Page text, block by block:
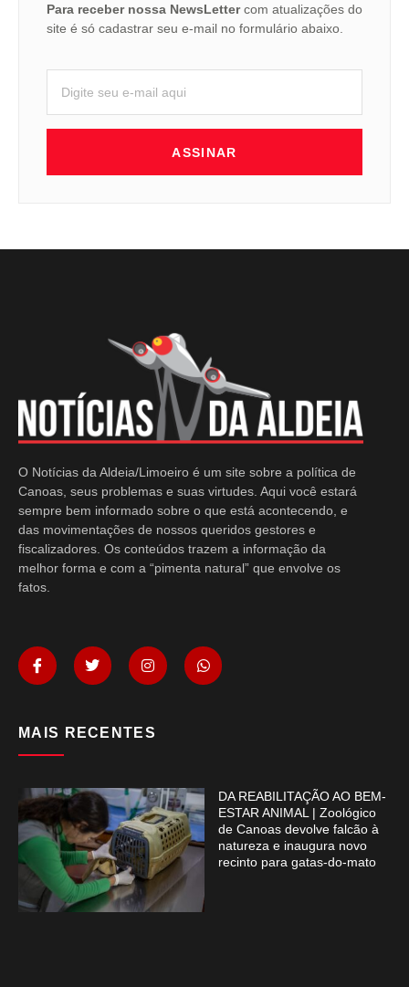
Para receber nossa NewsLettercom atualizações do
site é só cadastrar seu e-mail no formulário abaixo.
ASSINAR
O Notícias da Aldeia/Limoeiro é um site sobre a política de
Canoas, seus problemas e suas virtudes. Aqui você estará
sempre bem informado sobre o que está acontecendo, e
das movimentações de nossos queridos gestores e
fiscalizadores. Os conteúdos trazem a informação da
melhor forma e com a “pimenta natural” que envolve os
fatos.
MAIS RECENTES
DA REABILITAÇÃO AO BEM-
ESTAR ANIMAL | Zoológico
de Canoas devolve falcão à
natureza e inaugura novo
recinto para gatas-do-mato